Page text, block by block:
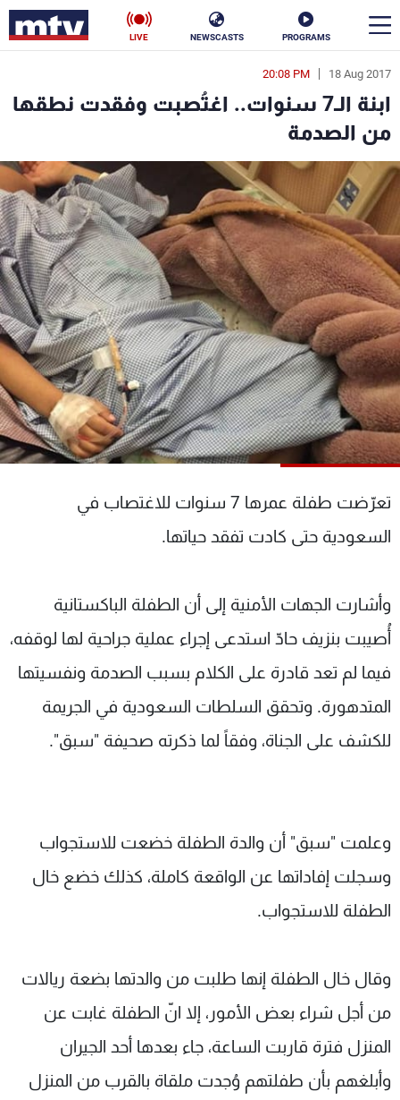
PROGRAMS
NEWSCASTS
LIVE
18 Aug 2017
20:08 PM
ابنة الـ7 سنوات.. اغتُصبت وفقدت نطقها
من الصدمة
تعرّضت طفلة عمرها 7 سنوات للاغتصاب في
السعودية حتى كادت تفقد حياتها.
وأشارت الجهات الأمنية إلى أن الطفلة الباكستانية
أُصيبت بنزيف حادّ استدعى إجراء عملية جراحية لها لوقفه،
فيما لم تعد قادرة على الكلام بسبب الصدمة ونفسيتها
المتدهورة. وتحقق السلطات السعودية في الجريمة
للكشف على الجناة، وفقاً لما ذكرته صحيفة "سبق".
وعلمت "سبق" أن والدة الطفلة خضعت للاستجواب
وسجلت إفاداتها عن الواقعة كاملة، كذلك خضع خال
الطفلة للاستجواب.
وقال خال الطفلة إنها طلبت من والدتها بضعة ريالات
من أجل شراء بعض الأمور، إلا انّ الطفلة غابت عن
المنزل فترة قاربت الساعة، جاء بعدها أحد الجيران
وأبلغهم بأن طفلتهم وُجدت ملقاة بالقرب من المنزل
en
الأخبار
سياسة ناس
إقتصاد فن
منوعات رياضة
كأس العالم
البرامج
جدول البرامج
شاهد البرامج
الترددات
عن MTV
لاعلاناتكم
وظائف
شروط الإسـتخدام